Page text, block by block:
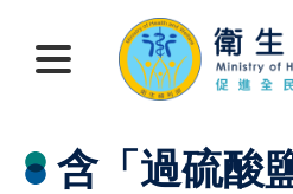
含「過硫酸